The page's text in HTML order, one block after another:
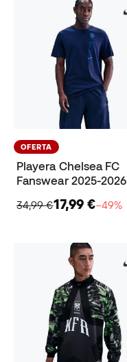
OFERTA
Playera Chelsea FC
Fanswear 2025-2026
34,99 €17,99 €−49%